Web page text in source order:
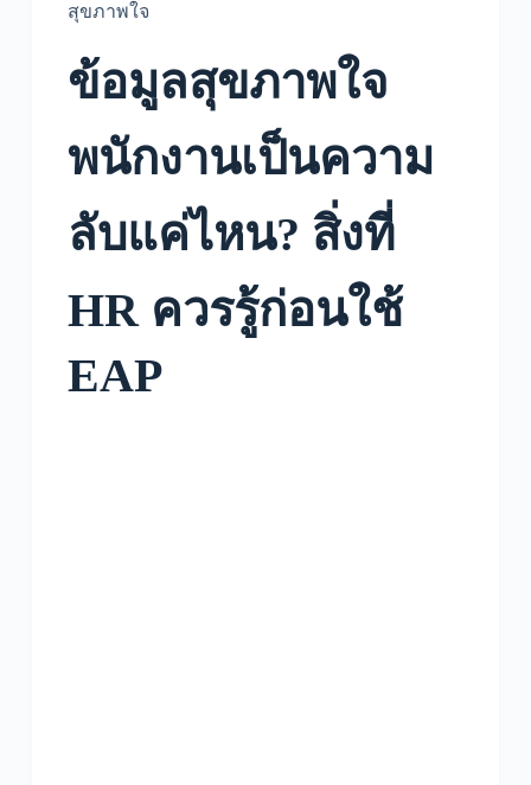
สุขภาพใจ
ข้อมูลสุขภาพใจ
พนักงานเป็นความ
ลับแค่ไหน? สิ่งที่
HR ควรรู้ก่อนใช้
EAP